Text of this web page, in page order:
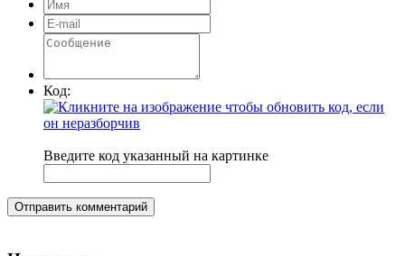
Код:
Введите код указанный на картинке
Отправить комментарий